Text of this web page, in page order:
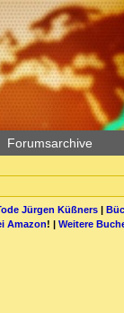
Forumsarchive
Jürgen Küßners|
Amazon! | Weitere